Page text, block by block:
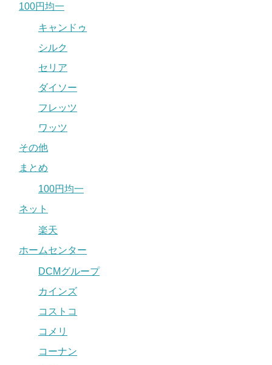
100円均一
キャンドゥ
シルク
セリア
ダイソー
フレッツ
ワッツ
その他
まとめ
100円均一
ネット
楽天
ホームセンター
DCMグループ
カインズ
コストコ
コメリ
コーナン